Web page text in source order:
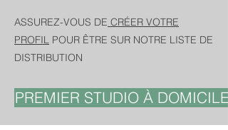
ASSUREZ-VOUS DE CRÉER VOTRE
PROFIL POUR ÊTRE SUR NOTRE LISTE DE
DISTRIBUTION
PREMIER STUDIO À DOMICILE